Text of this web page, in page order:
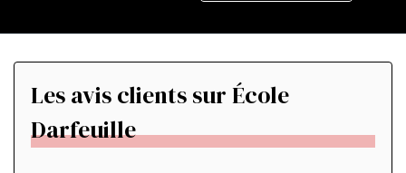
Les avis clients sur École
Darfeuille